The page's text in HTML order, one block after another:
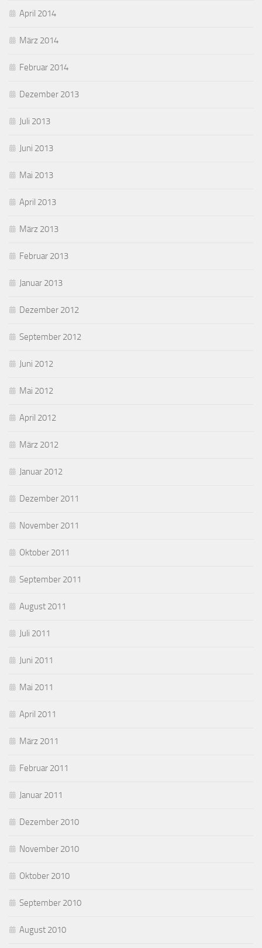
April 2014
März 2014
Februar 2014
Dezember 2013
Juli 2013
Juni 2013
Mai 2013
April 2013
März 2013
Februar 2013
Januar 2013
Dezember 2012
September 2012
Juni 2012
Mai 2012
April 2012
März 2012
Januar 2012
Dezember 2011
November 2011
Oktober 2011
September 2011
August 2011
Juli 2011
Juni 2011
Mai 2011
April 2011
März 2011
Februar 2011
Januar 2011
Dezember 2010
November 2010
Oktober 2010
September 2010
August 2010